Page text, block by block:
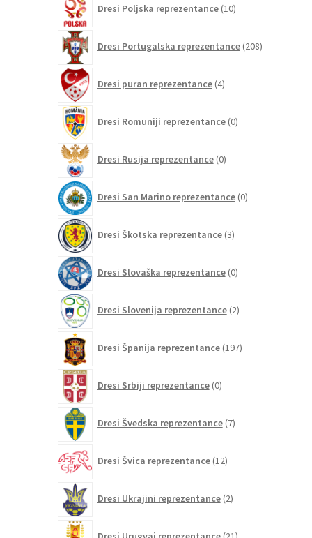
Dresi Poljska reprezentance 10izdelkov
Dresi Portugalska reprezentance 208izdelkov
Dresi puran reprezentance 4izdelki
Dresi Romuniji reprezentance 0izdelkov
Dresi Rusija reprezentance 0izdelkov
Dresi San Marino reprezentance 0izdelkov
Dresi Škotska reprezentance 3izdelki
Dresi Slovaška reprezentance 0izdelkov
Dresi Slovenija reprezentance 2izdelka
Dresi Španija reprezentance 197izdelkov
Dresi Srbiji reprezentance 0izdelkov
Dresi Švedska reprezentance 7izdelkov
Dresi Švica reprezentance 12izdelkov
Dresi Ukrajini reprezentance 2izdelka